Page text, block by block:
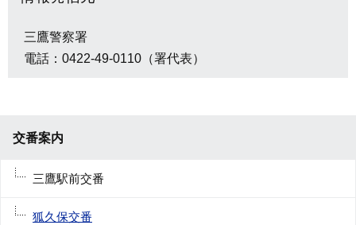
三鷹警察署
電話：0422-49-0110（署代表）
交番案内
三鷹駅前交番
狐久保交番